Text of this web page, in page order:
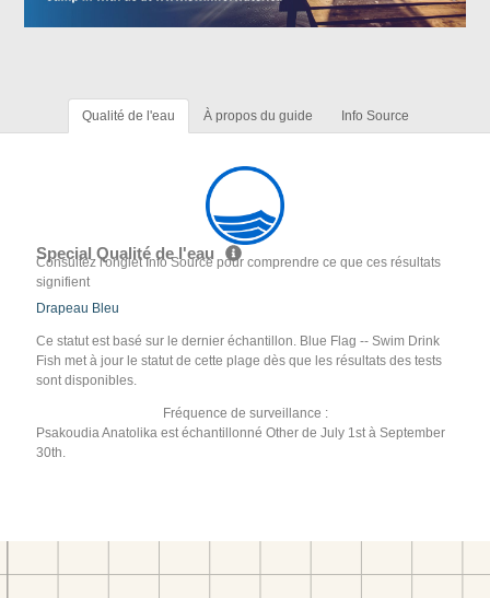
Qualité de l'eau À propos du guide Info Source
Special Qualité de l'eau
Consultez l'onglet Info Source pour comprendre ce que ces résultats
signifient
Drapeau Bleu
Ce statut est basé sur le dernier échantillon. Blue Flag -- Swim Drink
Fish met à jour le statut de cette plage dès que les résultats des tests
sont disponibles.
Fréquence de surveillance :
Psakoudia Anatolika est échantillonné Other de July 1st à September
30th.